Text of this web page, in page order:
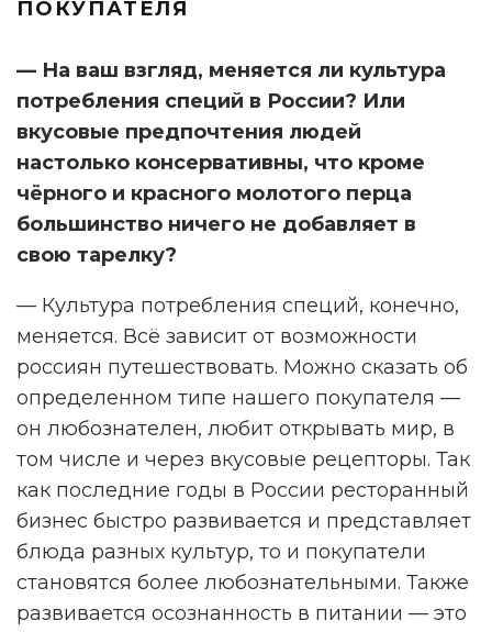
ПОКУПАТЕЛЯ
— На ваш взгляд, меняется ли культура
потребления специй в России? Или
вкусовые предпочтения людей
настолько консервативны, что кроме
чёрного и красного молотого перца
большинство ничего не добавляет в
свою тарелку?
— Культура потребления специй, конечно,
меняется. Всё зависит от возможности
россиян путешествовать. Можно сказать об
определенном типе нашего покупателя —
он любознателен, любит открывать мир, в
том числе и через вкусовые рецепторы. Так
как последние годы в России ресторанный
бизнес быстро развивается и представляет
блюда разных культур, то и покупатели
становятся более любознательными. Также
развивается осознанность в питании — это